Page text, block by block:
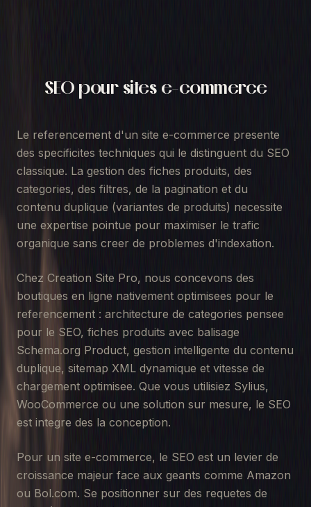
SEO pour sites e-commerce
Le referencement d'un site e-commerce presente
des specificites techniques qui le distinguent du SEO
classique. La gestion des fiches produits, des
categories, des filtres, de la pagination et du
contenu duplique (variantes de produits) necessite
une expertise pointue pour maximiser le trafic
organique sans creer de problemes d'indexation.
Chez Creation Site Pro, nous concevons des
boutiques en ligne nativement optimisees pour le
referencement : architecture de categories pensee
pour le SEO, fiches produits avec balisage
Schema.org Product, gestion intelligente du contenu
duplique, sitemap XML dynamique et vitesse de
chargement optimisee. Que vous utilisiez Sylius,
WooCommerce ou une solution sur mesure, le SEO
est integre des la conception.
Pour un site e-commerce, le SEO est un levier de
croissance majeur face aux geants comme Amazon
ou Bol.com. Se positionner sur des requetes de